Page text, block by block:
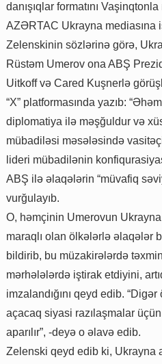
danışıqlar formatını
AZƏRTAC Ukrayna mediasına
Zelenskinin sözlərinə görə,
Rüstəm Umerov ona ABŞ
Uitkoff və Cared Kuşnerlə
“X” platformasında yazıb:
diplomatiya ilə məşğuldur və
mübadiləsi məsələsində
lideri mübadilənin
ABŞ ilə əlaqələrin “müvafiq
vurğulayıb.
O, həmçinin Umerovun
maraqlı olan ölkələrlə əlaqələr
bildirib, bu müzakirələrdə
mərhələlərdə iştirak etdiyini,
imzalandığını qeyd edib.
açacaq siyasi razılaşmalar üçün
aparılır”, -deyə o əlavə edib.
Zelenski qeyd edib ki, Ukrayna